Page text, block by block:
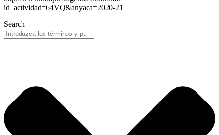
id_actividad=64VQ&anyaca=2020-21
Search